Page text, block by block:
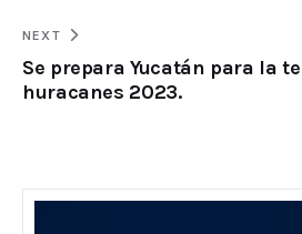
NEXT
Se prepara Yucatán para la
huracanes 2023.